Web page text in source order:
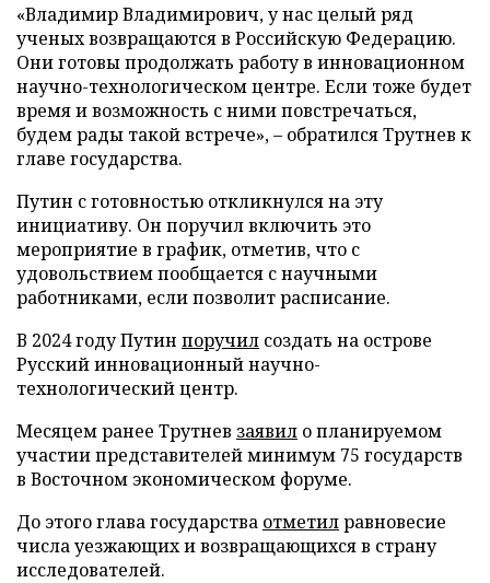
«Владимир Владимирович, у нас целый ряд
ученых возвращаются в Российскую Федерацию.
Они готовы продолжать работу в инновационном
научно-технологическом центре. Если тоже будет
время и возможность с ними повстречаться,
будем рады такой встрече», – обратился Трутнев к
главе государства.
Путин с готовностью откликнулся на эту
инициативу. Он поручил включить это
мероприятие в график, отметив, что с
удовольствием пообщается с научными
работниками, если позволит расписание.
В 2024 году Путин поручил создать на острове
Русский инновационный научно-
технологический центр.
Месяцем ранее Трутнев заявил о планируемом
участии представителей минимум 75 государств
в Восточном экономическом форуме.
До этого глава государства отметилравновесие
числа уезжающих и возвращающихся в страну
исследователей.